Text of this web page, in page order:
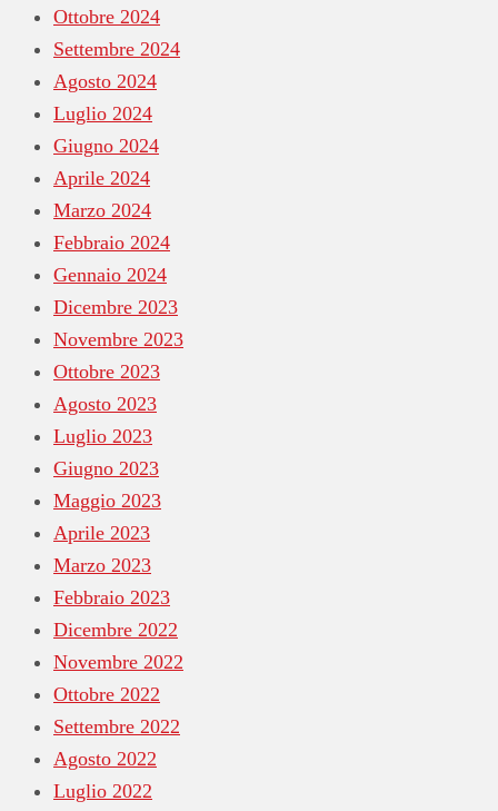
Ottobre 2024
Settembre 2024
Agosto 2024
Luglio 2024
Giugno 2024
Aprile 2024
Marzo 2024
Febbraio 2024
Gennaio 2024
Dicembre 2023
Novembre 2023
Ottobre 2023
Agosto 2023
Luglio 2023
Giugno 2023
Maggio 2023
Aprile 2023
Marzo 2023
Febbraio 2023
Dicembre 2022
Novembre 2022
Ottobre 2022
Settembre 2022
Agosto 2022
Luglio 2022